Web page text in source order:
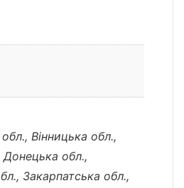
Вінницька обл.,
обл.,
Закарпатська обл.,